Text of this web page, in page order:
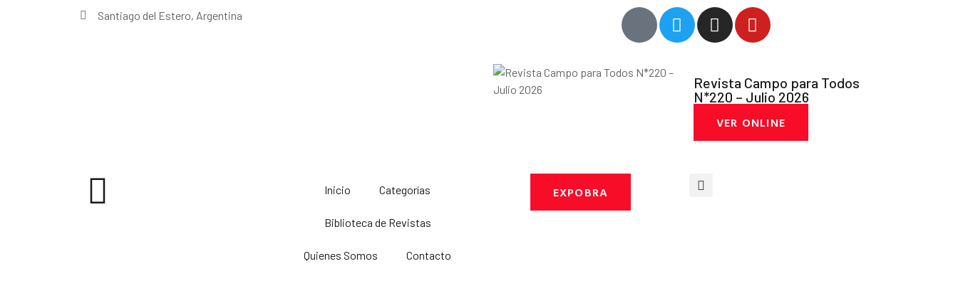
Santiago del Estero, Argentina
Revista Campo para Todos
N*220 – Julio 2026
VER ONLINE
Inicio Categorías
Biblioteca de Revistas
Quienes Somos Contacto
EXPOBRA